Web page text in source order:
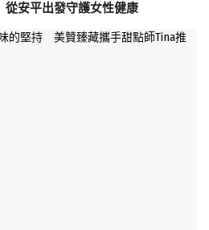
安平出發守護女性健康